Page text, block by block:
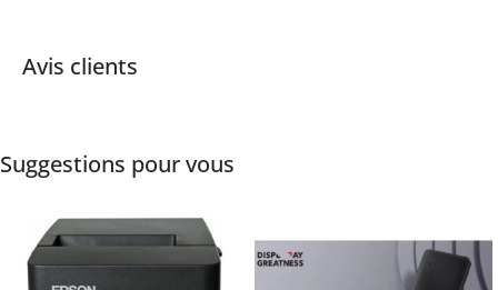
Avis clients
Suggestions pour vous